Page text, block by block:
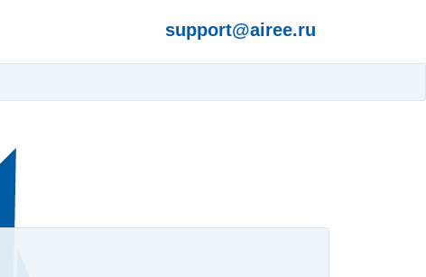
support@airee.ru